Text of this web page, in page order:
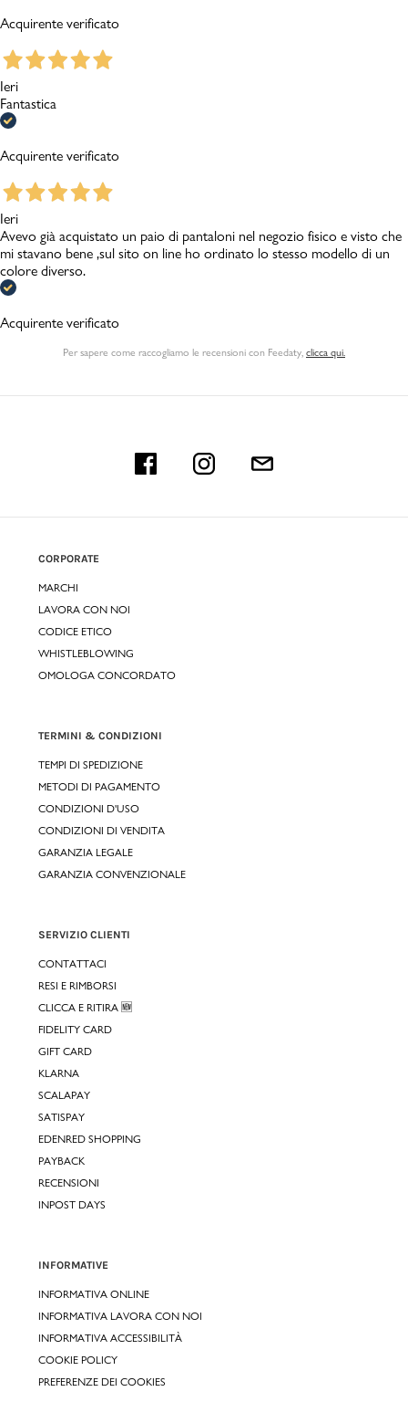
Acquirente verificato
Ieri
Fantastica
Acquirente verificato
Ieri
Avevo già acquistato un paio di pantaloni nel negozio fisico e visto che
mi stavano bene ,sul sito on line ho ordinato lo stesso modello di un
colore diverso.
Acquirente verificato
Per sapere come raccogliamo le recensioni con Feedaty, clicca qui.
CORPORATE
MARCHI
LAVORA CON NOI
CODICE ETICO
WHISTLEBLOWING
OMOLOGA CONCORDATO
TERMINI & CONDIZIONI
TEMPI DI SPEDIZIONE
METODI DI PAGAMENTO
CONDIZIONI D'USO
CONDIZIONI DI VENDITA
GARANZIA LEGALE
GARANZIA CONVENZIONALE
SERVIZIO CLIENTI
CONTATTACI
RESI E RIMBORSI
CLICCA E RITIRA 🆕
FIDELITY CARD
GIFT CARD
KLARNA
SCALAPAY
SATISPAY
EDENRED SHOPPING
PAYBACK
RECENSIONI
INPOST DAYS
INFORMATIVE
INFORMATIVA ONLINE
INFORMATIVA LAVORA CON NOI
INFORMATIVA ACCESSIBILITÀ
COOKIE POLICY
PREFERENZE DEI COOKIES